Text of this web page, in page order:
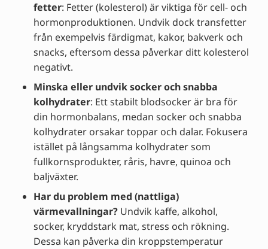
fetter: Fetter (kolesterol) är viktiga för cell- och
hormonproduktionen. Undvik dock transfetter
från exempelvis färdigmat, kakor, bakverk och
snacks, eftersom dessa påverkar ditt kolesterol
negativt.
Minska eller undvik socker och snabba
kolhydrater: Ett stabilt blodsocker är bra för
din hormonbalans, medan socker och snabba
kolhydrater orsakar toppar och dalar. Fokusera
istället på långsamma kolhydrater som
fullkornsprodukter, råris, havre, quinoa och
baljväxter.
Har du problem med (nattliga)
värmevallningar? Undvik kaffe, alkohol,
socker, kryddstark mat, stress och rökning.
Dessa kan påverka din kroppstemperatur